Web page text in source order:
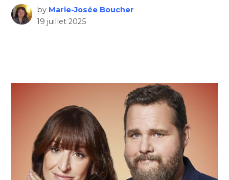
by Marie-Josée Boucher
19 juillet 2025